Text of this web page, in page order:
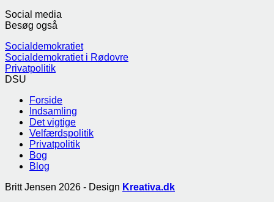
Social media
Besøg også
Socialdemokratiet
Socialdemokratiet i Rødovre
Privatpolitik
DSU
Forside
Indsamling
Det vigtige
Velfærdspolitik
Privatpolitik
Bog
Blog
Britt Jensen 2026 - Design Kreativa.dk